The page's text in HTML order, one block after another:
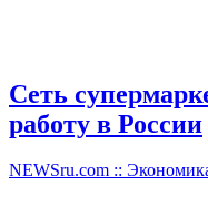
Сеть
работу в России
NEWSru.com ::